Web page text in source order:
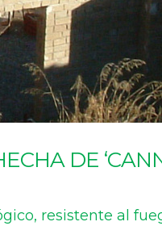
DE
resistente al